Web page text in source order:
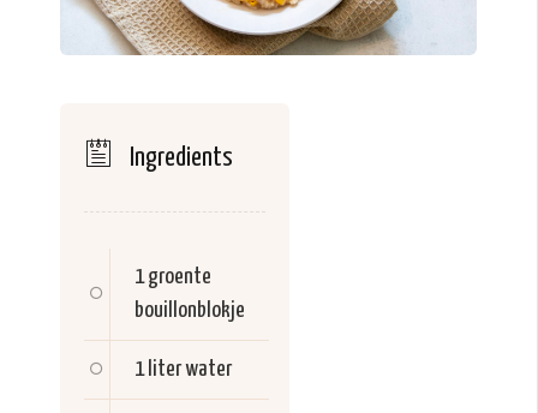
Ingredients
1 groente
bouillonblokje
1 literwater